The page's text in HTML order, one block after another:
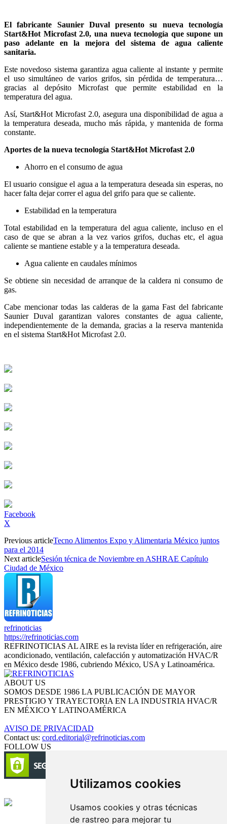
Utilizamos cookies
Usamos cookies y otras técnicas
de rastreo para mejorar tu
El fabricante Saunier Duval presento su nueva tecnología
Start&Hot Microfast 2.0, una nueva tecnología que supone un
paso adelante en la mejora del sistema de agua caliente
sanitaria.
Este novedoso sistema garantiza agua caliente al instante y permite
el uso simultáneo de varios grifos, sin pérdida de temperatura…
gracias al depósito Microfast que permite estabilidad en la
temperatura del agua.
Así, Start&Hot Microfast 2.0, asegura una disponibilidad de agua a
la temperatura deseada, mucho más rápida, y mantenida de forma
constante.
Aportes de la nueva tecnología Start&Hot Microfast 2.0
Ahorro en el consumo de agua
El usuario consigue el agua a la temperatura deseada sin esperas, no
hacer falta dejar correr el agua del grifo para que se caliente.
Estabilidad en la temperatura
Total estabilidad en la temperatura del agua caliente, incluso en el
caso de que se abran a la vez varios grifos, duchas etc, el agua
caliente se mantiene estable y a la temperatura deseada.
Agua caliente en caudales mínimos
Se obtiene sin necesidad de arranque de la caldera ni consumo de
gas.
Cabe mencionar todas las calderas de la gama Fast del fabricante
Saunier Duval garantizan valores constantes de agua caliente,
independientemente de la demanda, gracias a la reserva mantenida
en el sistema Start&Hot Microfast 2.0.
Facebook
X
Previous articleTecno Alimentos Expo y Alimentaria México juntos
para el 2014
Next articleSesión técnica de Noviembre en ASHRAE Capítulo
Ciudad de México
refrinoticias
https://refrinoticias.com
REFRINOTICIAS AL AIRE es la revista líder en refrigeración, aire
acondicionado, ventilación, calefacción y automatización HVAC/R
en México desde 1986, cubriendo México, USA y Latinoamérica.
ABOUT US
SOMOS DESDE 1986 LA PUBLICACIÓN DE MAYOR
PRESTIGIO Y TRAYECTORIA EN LA INDUSTRIA HVAC/R
EN MÉXICO Y LATINOAMÉRICA
AVISO DE PRIVACIDAD
Contact us: cord.editorial@refrinoticias.com
FOLLOW US